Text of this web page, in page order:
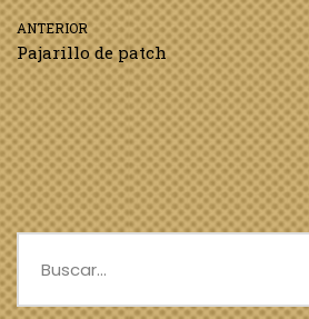
ANTERIOR
Pajarillo de patch